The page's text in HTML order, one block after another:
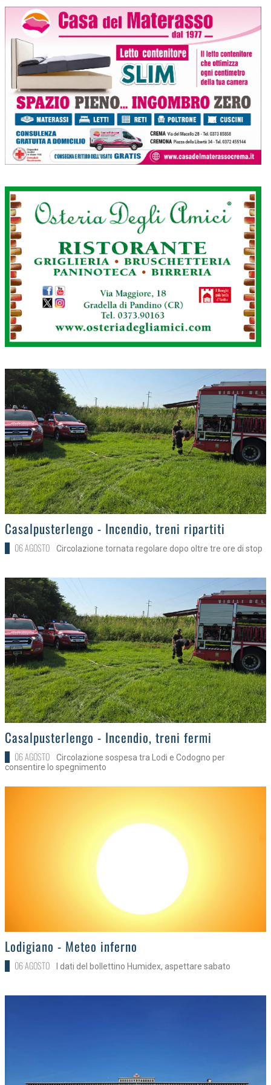
>
Casalpusterlengo - Incendio, treni ripartiti
06 AGOSTO Circolazione tornata regolare dopo oltre tre ore di stop
>
Casalpusterlengo - Incendio, treni fermi
06 AGOSTO
Circolazione sospesa tra Lodi e Codogno per
consentire lo spegnimento
>Lodigiano - Meteo inferno
06 AGOSTO I dati del bollettino Humidex, aspettare sabato